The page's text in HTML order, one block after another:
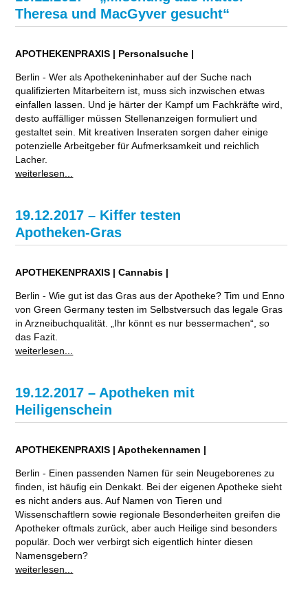
Theresa und MacGyver gesucht“
APOTHEKENPRAXIS | Personalsuche |
Berlin - Wer als Apothekeninhaber auf der Suche nach
qualifizierten Mitarbeitern ist, muss sich inzwischen etwas
einfallen lassen. Und je härter der Kampf um Fachkräfte wird,
desto auffälliger müssen Stellenanzeigen formuliert und
gestaltet sein. Mit kreativen Inseraten sorgen daher einige
potenzielle Arbeitgeber für Aufmerksamkeit und reichlich
Lacher.
weiterlesen...
19.12.2017 – Kiffer testen
Apotheken-Gras
APOTHEKENPRAXIS | Cannabis |
Berlin - Wie gut ist das Gras aus der Apotheke? Tim und Enno
von Green Germany testen im Selbstversuch das legale Gras
in Arzneibuchqualität. „Ihr könnt es nur bessermachen“, so
das Fazit.
weiterlesen...
19.12.2017 – Apotheken mit
Heiligenschein
APOTHEKENPRAXIS | Apothekennamen |
Berlin - Einen passenden Namen für sein Neugeborenes zu
finden, ist häufig ein Denkakt. Bei der eigenen Apotheke sieht
es nicht anders aus. Auf Namen von Tieren und
Wissenschaftlern sowie regionale Besonderheiten greifen die
Apotheker oftmals zurück, aber auch Heilige sind besonders
populär. Doch wer verbirgt sich eigentlich hinter diesen
Namensgebern?
weiterlesen...